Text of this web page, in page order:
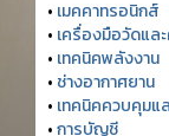
• เมคคาทรอนิกส์
• เครื่องมือวัดแล
• เทคนิคพลังงาน
• ช่างอากาศยาน
• เทคนิคควบคุมแ
•การบัญชี